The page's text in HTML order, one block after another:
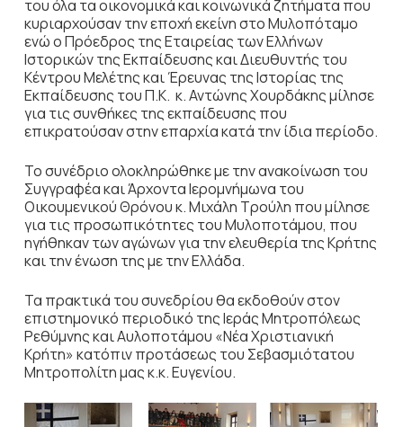
του όλα τα οικονομικά και κοινωνικά ζητήματα που
κυριαρχούσαν την εποχή εκείνη στο Μυλοπόταμο
ενώ ο Πρόεδρος της Εταιρείας των Ελλήνων
Ιστορικών της Εκπαίδευσης και Διευθυντής του
Κέντρου Μελέτης και Έρευνας της Ιστορίας της
Εκπαίδευσης του Π.Κ. κ. Αντώνης Χουρδάκης μίλησε
για τις συνθήκες της εκπαίδευσης που
επικρατούσαν στην επαρχία κατά την ίδια περίοδο.
Το συνέδριο ολοκληρώθηκε με την ανακοίνωση του
Συγγραφέα και Άρχοντα Ιερομνήμωνα του
Οικουμενικού Θρόνου κ. Μιχάλη Τρούλη που μίλησε
για τις προσωπικότητες του Μυλοποτάμου, που
ηγήθηκαν των αγώνων για την ελευθερία της Κρήτης
και την ένωση της με την Ελλάδα.
Τα πρακτικά του συνεδρίου θα εκδοθούν στον
επιστημονικό περιοδικό της Ιεράς Μητροπόλεως
Ρεθύμνης και Αυλοποτάμου «Νέα Χριστιανική
Κρήτη» κατόπιν προτάσεως του Σεβασμιότατου
Μητροπολίτη μας κ.κ. Ευγενίου.